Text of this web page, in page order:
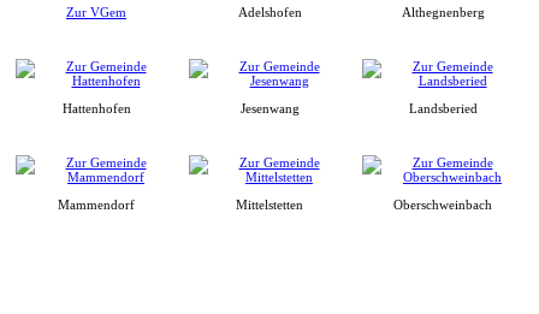
Zur VGem Adelshofen Althegnenberg
Hattenhofen Jesenwang Landsberied
Mammendorf Mittelstetten Oberschweinbach